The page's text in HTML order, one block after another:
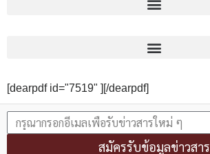
[dearpdf id="7519" ][/dearpdf]
สมัครรับข้อมูลข่าวสาร